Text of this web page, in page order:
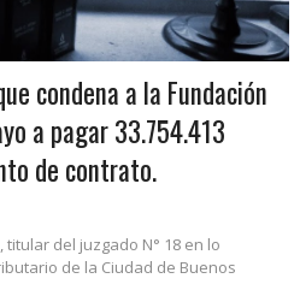
condena a la Fundación
a pagar 33.754.413
de contrato.
del juzgado N° 18 en lo
de la Ciudad de Buenos